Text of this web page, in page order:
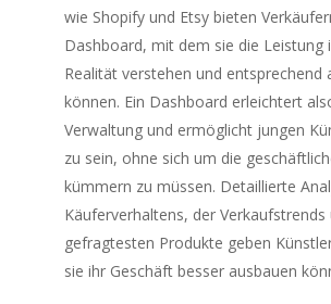
wie Shopify und Etsy bieten
Dashboard, mit dem sie die Leistung
Realität verstehen und entsprechend
können. Ein Dashboard erleichtert
Verwaltung und ermöglicht jungen
zu sein, ohne sich um die
kümmern zu müssen. Detaillierte
Käuferverhaltens, der Verkaufstrends
gefragtesten Produkte geben
sie ihr Geschäft besser ausbauen